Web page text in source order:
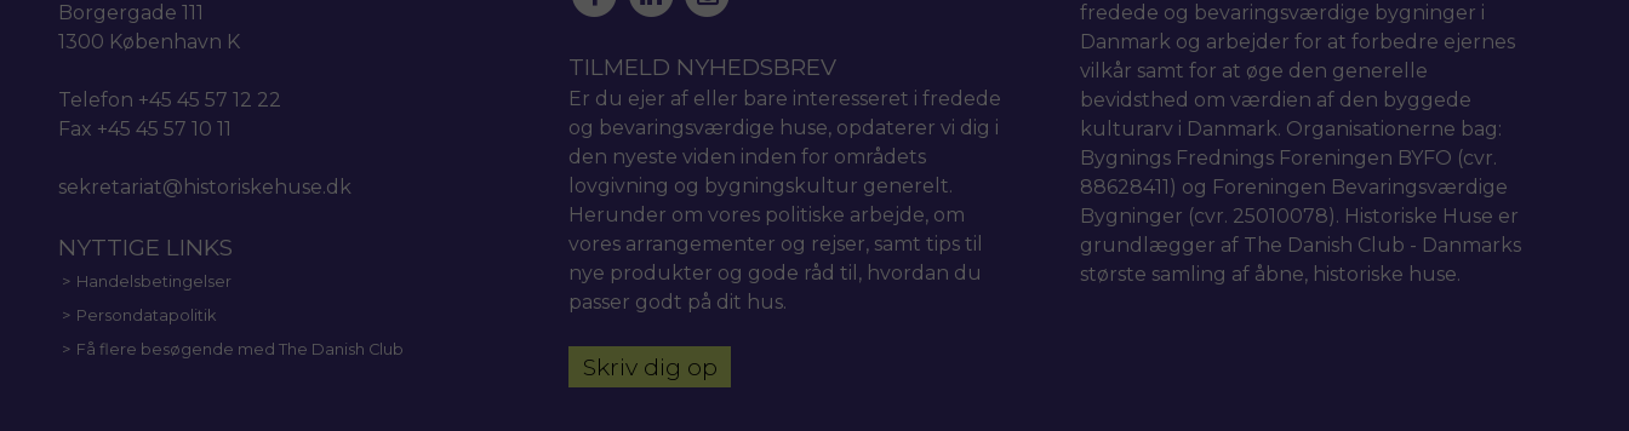
Borgergade 111
1300 København K
Telefon +45 45 57 12 22
Fax +45 45 57 10 11
sekretariat@historiskehuse.dk
NYTTIGE LINKS
Handelsbetingelser
Persondatapolitik
Få flere besøgende med The Danish Club
TILMELD NYHEDSBREV
Er du ejer af eller bare interesseret i fredede
og bevaringsværdige huse, opdaterer vi dig i
den nyeste viden inden for områdets
lovgivning og bygningskultur generelt.
Herunder om vores politiske arbejde, om
vores arrangementer og rejser, samt tips til
nye produkter og gode råd til, hvordan du
passer godt på dit hus.
Skriv dig op
fredede og bevaringsværdige bygninger i
Danmark og arbejder for at forbedre ejernes
vilkår samt for at øge den generelle
bevidsthed om værdien af den byggede
kulturarv i Danmark. Organisationerne bag:
Bygnings Frednings Foreningen BYFO (cvr.
88628411) og Foreningen Bevaringsværdige
Bygninger (cvr. 25010078). Historiske Huse er
grundlægger af The Danish Club - Danmarks
største samling af åbne, historiske huse.